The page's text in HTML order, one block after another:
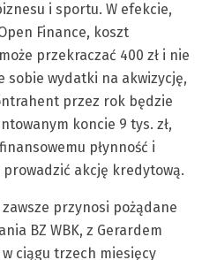
i sportu. W efekcie,
Finance, koszt
przekraczać 400 zł i nie
sobie wydatki na akwizycję,
przez rok będzie
koncie 9 tys. zł,
płynność i
akcję kredytową.
przynosi pożądane
BZ WBK, z Gerardem
ciągu trzech miesięcy